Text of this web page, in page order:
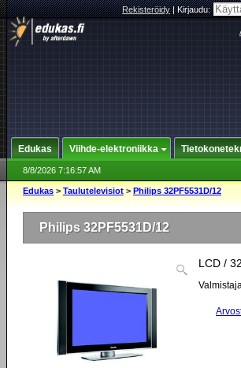
Rekisteröidy|Kirjaudu:
Edukas Viihde-elektroniikka
8/8/2026 7:16:57 AM
Edukas > Taulutelevisiot > Philips 32PF5531D/12
Philips 32PF5531D/12
LCD /